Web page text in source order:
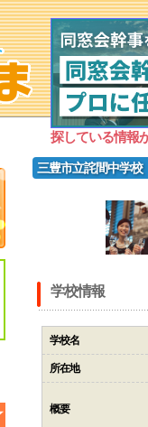
探している情報
三豊市立詫間中学校
学校情報
学校名
所在地
概要